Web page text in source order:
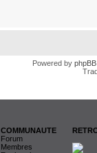
Powered by phpBB
COMMUNAUTE
Forum
Membres